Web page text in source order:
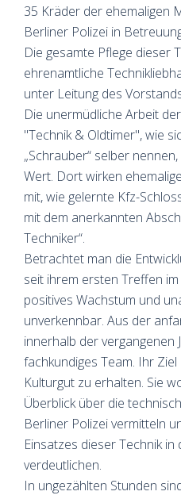
35 Kräder der ehemaligen
Berliner Polizei in
Die gesamte Pflege dieser
ehrenamtliche
unter Leitung des
Die unermüdliche Arbeit
"Technik & Oldtimer", wie
„Schrauber“ selber
Wert. Dort wirken
mit, wie gelernte Kfz-
mit dem anerkannten
Techniker“.
Betrachtet man die
seit ihrem ersten Treffen
positives Wachstum und
unverkennbar. Aus der
innerhalb der vergangenen
fachkundiges Team. Ihr
Kulturgut zu erhalten. Sie
Überblick über die
Berliner Polizei vermitteln
Einsatzes dieser Technik
verdeutlichen.
In ungezählten Stunden